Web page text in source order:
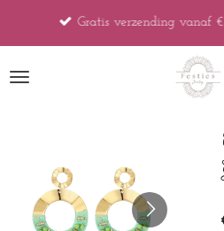
de
Gratis verzending vanaf